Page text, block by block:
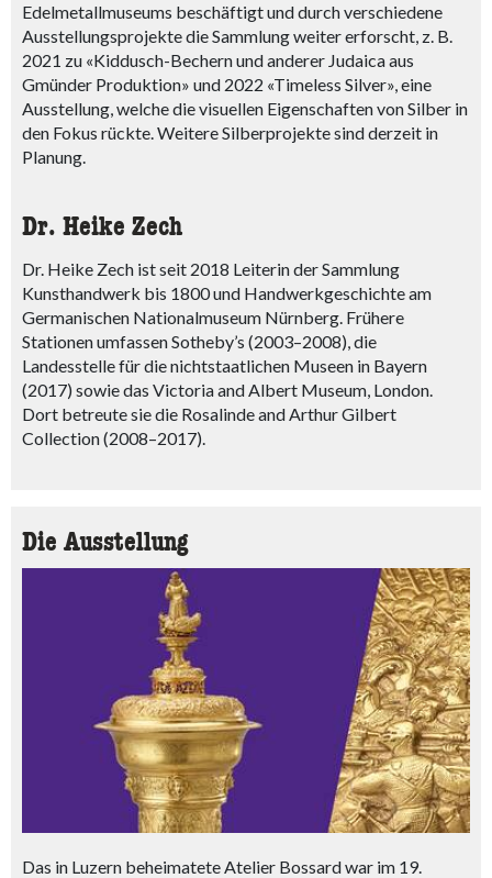
Edelmetallmuseums beschäftigt und durch verschiedene
Ausstellungsprojekte die Sammlung weiter erforscht, z. B.
2021 zu «Kiddusch-Bechern und anderer Judaica aus
Gmünder Produktion» und 2022 «Timeless Silver», eine
Ausstellung, welche die visuellen Eigenschaften von Silber in
den Fokus rückte. Weitere Silberprojekte sind derzeit in
Planung.
Dr. Heike Zech
Dr. Heike Zech ist seit 2018 Leiterin der Sammlung
Kunsthandwerk bis 1800 und Handwerkgeschichte am
Germanischen Nationalmuseum Nürnberg. Frühere
Stationen umfassen Sotheby’s (2003–2008), die
Landesstelle für die nichtstaatlichen Museen in Bayern
(2017) sowie das Victoria and Albert Museum, London.
Dort betreute sie die Rosalinde and Arthur Gilbert
Collection (2008–2017).
Die Ausstellung
Das in Luzern beheimatete Atelier Bossard war im 19.